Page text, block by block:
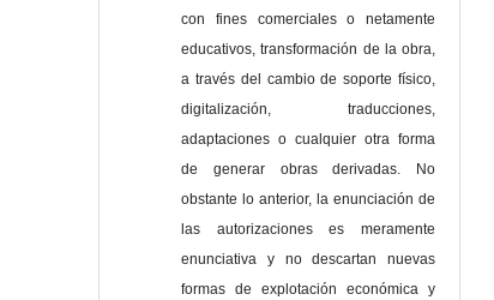
con fines comerciales o netamente
educativos, transformación de la obra,
a través del cambio de soporte físico,
digitalización, traducciones,
adaptaciones o cualquier otra forma
de generar obras derivadas. No
obstante lo anterior, la enunciación de
las autorizaciones es meramente
enunciativa y no descartan nuevas
formas de explotación económica y